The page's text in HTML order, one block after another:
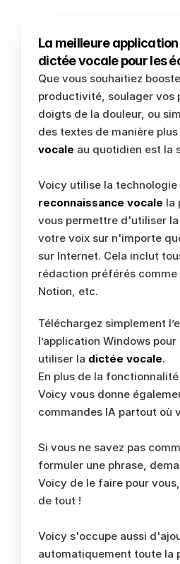
La meilleure
dictée vocale pour les
Que vous souhaitiez
productivité, soulager vos
doigts de la douleur, ou
des textes de manière
vocale au quotidien est la
reconnaissance vocale la
vous permettre d'utiliser
votre voix sur n'importe
sur Internet. Cela inclut
rédaction préférés comme
Notion, etc.
Téléchargez simplement
l’application Windows
utiliser la dictée vocale.
En plus de la
Voicy vous donne
commandes IA partout où
Si vous ne savez pas
formuler une phrase,
Voicy de le faire pour
de tout !
Voicy s'occupe aussi
automatiquement toute la